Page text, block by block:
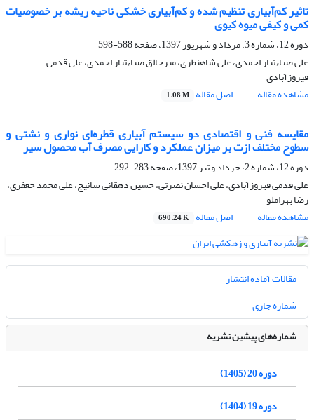
تاثیر کم‌آبیاری تنظیم ‌شده و کم‌آبیاری خشکی ناحیه ریشه بر خصوصیات
کمی و کیفی میوه کیوی
دوره 12، شماره 3، مرداد و شهریور 1397، صفحه
588-598
علی ضیاءتبار احمدی، علی شاهنظری، میرخالق ضیاءتبار احمدی، علی قدمی
فیروزآبادی
مشاهده مقاله
اصل مقاله 1.08 M
مقایسه فنی و اقتصادی دو سیستم آبیاری قطره‌ای نواری و نشتی و
سطوح مختلف ازت بر‌ میزان عملکرد و کارایی مصرف آب محصول سیر
دوره 12، شماره 2، خرداد و تیر 1397، صفحه
283-292
علی قدمی فیروزآبادی، علی احسان نصرتی، حسین دهقانی سانیج، علی محمد جعفری،
رضا بهراملو
مشاهده مقاله
اصل مقاله 690.24 K
مقالات آماده انتشار
شماره جاری
شماره‌های پیشین نشریه
دوره 20 (1405)
دوره 19 (1404)